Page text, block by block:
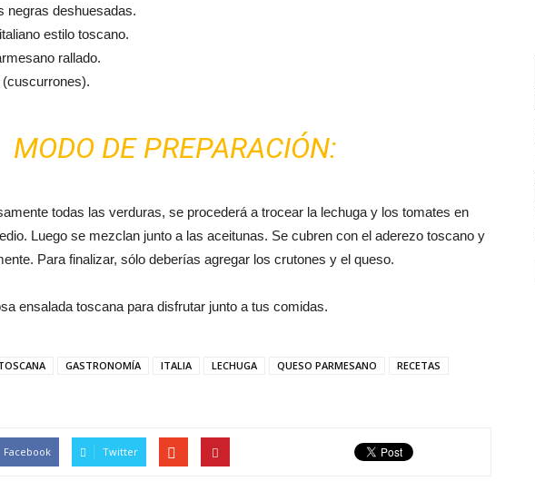
negras deshuesadas.
estilo toscano.
rallado.
MODO DE PREPARACIÓN:
todas las verduras, se procederá a trocear la lechuga y los tomates en
Luego se mezclan junto a las aceitunas. Se cubren con el aderezo toscano y
Para finalizar, sólo deberías agregar los crutones y el queso.
ensalada toscana para disfrutar junto a tus comidas.
GASTRONOMÍA ITALIA LECHUGA QUESO PARMESANO
RECETAS
Facebook Twitter